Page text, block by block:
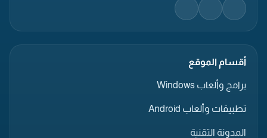
أقسام الموقع
برامج وألعاب Windows
تطبيقات وألعاب Android
المدونة التقنية